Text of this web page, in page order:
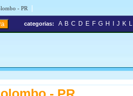
- PR |
categorias: A B C D E F G H J K L